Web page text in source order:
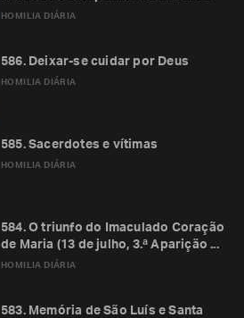
HOMILIA DIÁRIA
HOMILIA DIÁRIA
586. Deixar-se cuidar por Deus
HOMILIA DIÁRIA
585. Sacerdotes e vítimas
HOMILIA DIÁRIA
584. O triunfo do Imaculado Coração
de Maria (13 de julho, 3.ª Aparição ...
583. Memória de São Luís e Santa